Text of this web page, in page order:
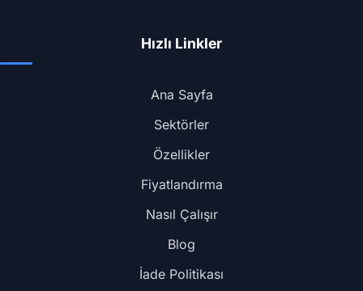
Hızlı Linkler
Ana Sayfa
Sektörler
Özellikler
Fiyatlandırma
Nasıl Çalışır
Blog
İade Politikası